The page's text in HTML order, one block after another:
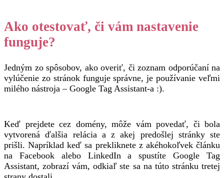
Ako otestovať, či vám nastavenie
funguje?
Jedným zo spôsobov, ako overiť, či zoznam odporúčaní na
vylúčenie zo stránok funguje správne, je používanie veľmi
milého nástroja – Google Tag Assistant-a :).
Keď prejdete cez domény, môže vám povedať, či bola
vytvorená ďalšia relácia a z akej predošlej stránky ste
prišli.Napríklad keď sa prekliknete z akéhokoľvek článku
na Facebook alebo LinkedIn a spustíte Google Tag
Assistant, zobrazí vám, odkiaľ ste sa na túto stránku tretej